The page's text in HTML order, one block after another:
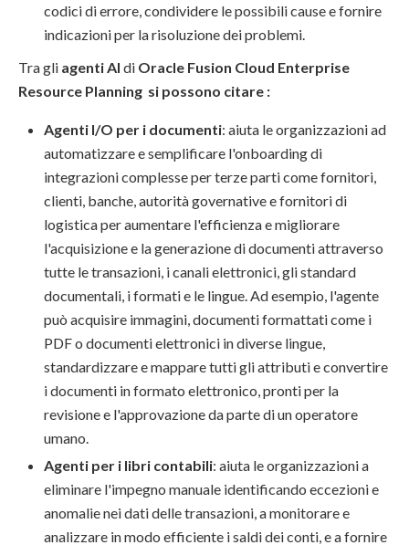
codici di errore, condividere le possibili cause e fornire
indicazioni per la risoluzione dei problemi.
Tra gli agenti AI di Oracle Fusion Cloud Enterprise
Resource Planning si possono citare :
Agenti I/O per i documenti: aiuta le organizzazioni ad
automatizzare e semplificare l'onboarding di
integrazioni complesse per terze parti come fornitori,
clienti, banche, autorità governative e fornitori di
logistica per aumentare l'efficienza e migliorare
l'acquisizione e la generazione di documenti attraverso
tutte le transazioni, i canali elettronici, gli standard
documentali, i formati e le lingue. Ad esempio, l'agente
può acquisire immagini, documenti formattati come i
PDF o documenti elettronici in diverse lingue,
standardizzare e mappare tutti gli attributi e convertire
i documenti in formato elettronico, pronti per la
revisione e l'approvazione da parte di un operatore
umano.
Agenti per i libri contabili: aiuta le organizzazioni a
eliminare l'impegno manuale identificando eccezioni e
anomalie nei dati delle transazioni, a monitorare e
analizzare in modo efficiente i saldi dei conti, e a fornire